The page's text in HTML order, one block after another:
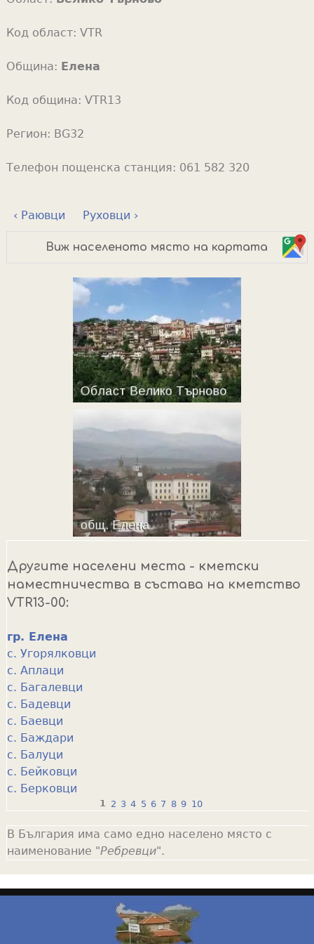
Код област: VTR
Община: Елена
Код община: VTR13
Регион: BG32
Телефон пощенска станция: 061 582 320
‹ Раювци Руховци ›
Виж населеното място на картата
Другите населени места - кметски
наместничества в състава на кметство
VTR13-00:
гр. Елена
с. Угорялковци
с. Аплаци
с. Багалевци
с. Бадевци
с. Баевци
с. Баждари
с. Балуци
с. Бейковци
с. Берковци
a
g
e
1 2 3 4 5 6 7 8 9 10
В България има само едно населено място с
наименование "Ребревци".